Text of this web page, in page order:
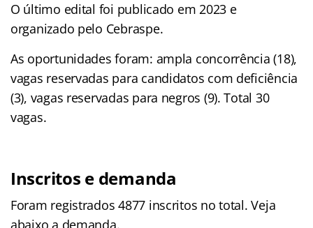
O último edital foi publicado em 2023 e
organizado pelo Cebraspe.
As oportunidades foram: ampla concorrência (18),
vagas reservadas para candidatos com deficiência
(3), vagas reservadas para negros (9). Total 30
vagas.
Inscritos e demanda
Foram registrados 4877 inscritos no total. Veja